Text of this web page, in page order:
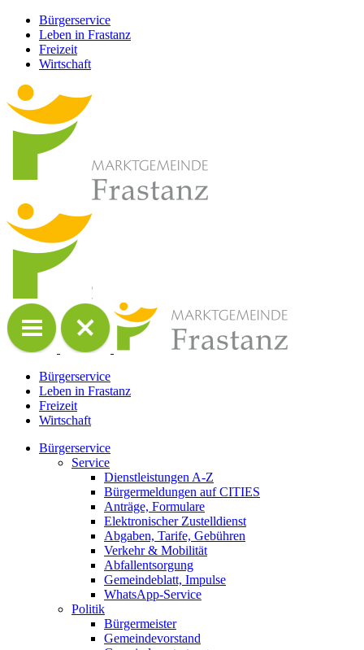
Bürgerservice
Leben in Frastanz
Freizeit
Wirtschaft
Bürgerservice
Leben in Frastanz
Freizeit
Wirtschaft
Bürgerservice
Service
Dienstleistungen A-Z
Bürgermeldungen auf CITIES
Anträge, Formulare
Elektronischer Zustelldienst
Abgaben, Tarife, Gebühren
Verkehr & Mobilität
Abfallentsorgung
Gemeindeblatt, Impulse
WhatsApp-Service
Politik
Bürgermeister
Gemeindevorstand